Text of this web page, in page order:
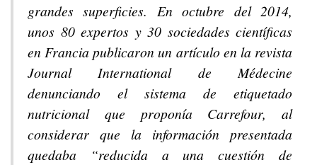
grandes superficies. En octubre del 2014,
unos 80 expertos y 30 sociedades científicas
en Francia publicaron un artículo en la revista
Journal International de Médecine
denunciando el sistema de etiquetado
nutricional que proponía Carrefour, al
considerar que la información presentada
quedaba “reducida a una cuestión de